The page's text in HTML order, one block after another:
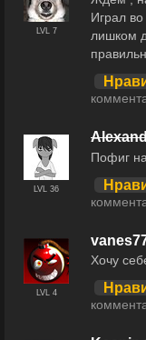
LVL 7
Играл
лишком
LVL 36
Пофиг
LVL 4
Хочу